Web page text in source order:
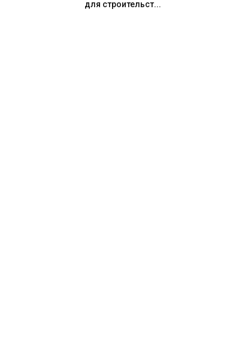
для строительст...